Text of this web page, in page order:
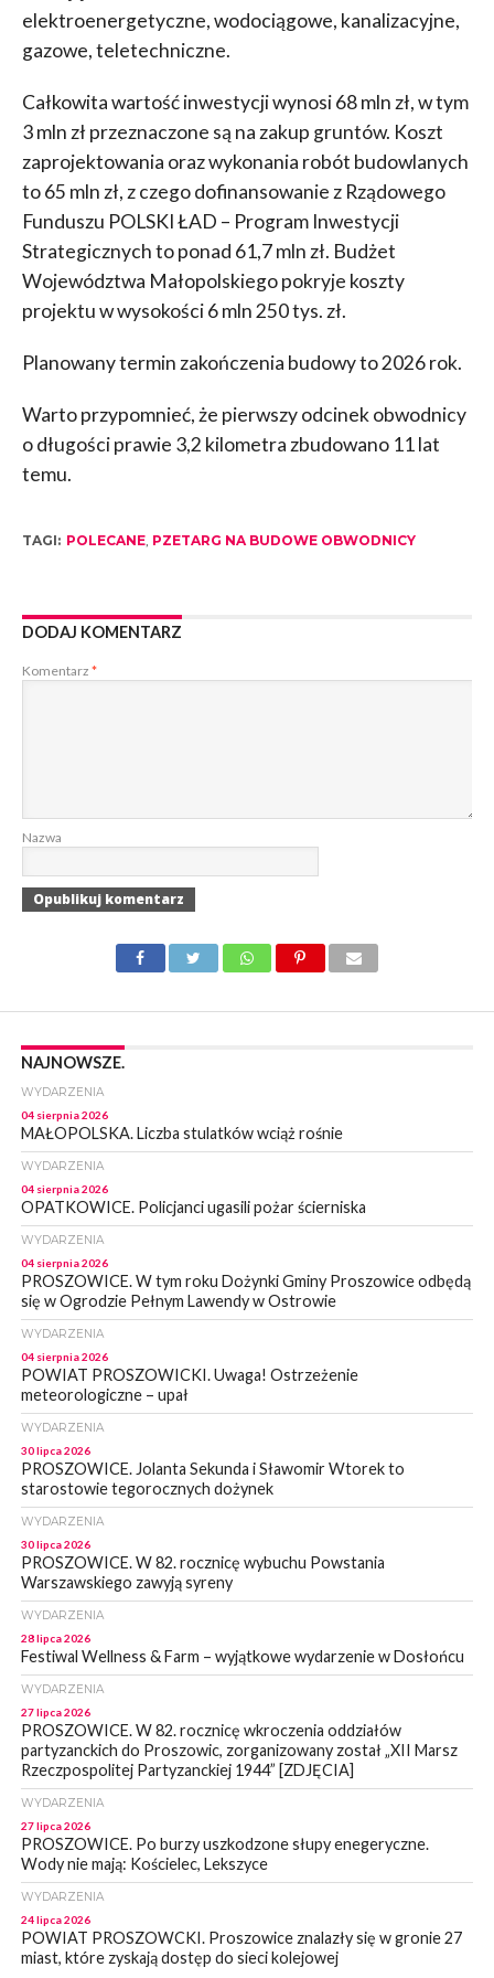
elektroenergetyczne, wodociągowe, kanalizacyjne,
gazowe, teletechniczne.
Całkowita wartość inwestycji wynosi 68 mln zł, w tym
3 mln zł przeznaczone są na zakup gruntów. Koszt
zaprojektowania oraz wykonania robót budowlanych
to 65 mln zł, z czego dofinansowanie z Rządowego
Funduszu POLSKI ŁAD – Program Inwestycji
Strategicznych to ponad 61,7 mln zł. Budżet
Województwa Małopolskiego pokryje koszty
projektu w wysokości 6 mln 250 tys. zł.
Planowany termin zakończenia budowy to 2026 rok.
Warto przypomnieć, że pierwszy odcinek obwodnicy
o długości prawie 3,2 kilometra zbudowano 11 lat
temu.
TAGI: POLECANE, PZETARG NA BUDOWE OBWODNICY
DODAJ KOMENTARZ
Komentarz *
Nazwa
NAJNOWSZE.
WYDARZENIA
04 sierpnia 2026
MAŁOPOLSKA. Liczba stulatków wciąż rośnie
WYDARZENIA
04 sierpnia 2026
OPATKOWICE. Policjanci ugasili pożar ścierniska
WYDARZENIA
04 sierpnia 2026
PROSZOWICE. W tym roku Dożynki Gminy Proszowice odbędą
się w Ogrodzie Pełnym Lawendy w Ostrowie
WYDARZENIA
04 sierpnia 2026
POWIAT PROSZOWICKI. Uwaga! Ostrzeżenie
meteorologiczne – upał
WYDARZENIA
30 lipca 2026
PROSZOWICE. Jolanta Sekunda i Sławomir Wtorek to
starostowie tegorocznych dożynek
WYDARZENIA
30 lipca 2026
PROSZOWICE. W 82. rocznicę wybuchu Powstania
Warszawskiego zawyją syreny
WYDARZENIA
28 lipca 2026
Festiwal Wellness & Farm – wyjątkowe wydarzenie w Dosłońcu
WYDARZENIA
27 lipca 2026
PROSZOWICE. W 82. rocznicę wkroczenia oddziałów
partyzanckich do Proszowic, zorganizowany został „XII Marsz
Rzeczpospolitej Partyzanckiej 1944” [ZDJĘCIA]
WYDARZENIA
27 lipca 2026
PROSZOWICE. Po burzy uszkodzone słupy enegeryczne.
Wody nie mają: Kościelec, Lekszyce
WYDARZENIA
24 lipca 2026
POWIAT PROSZOWCKI. Proszowice znalazły się w gronie 27
miast, które zyskają dostęp do sieci kolejowej